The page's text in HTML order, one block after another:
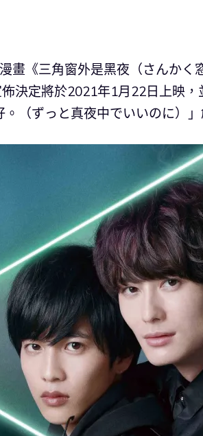
畫《三角窗外是黑夜（さんか
決定將於2021年1月22日上映
。（ずっと真夜中でいいのに）